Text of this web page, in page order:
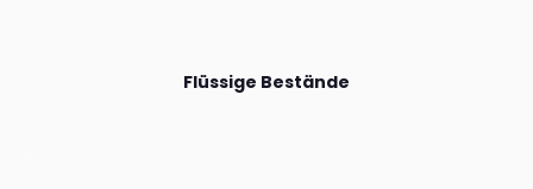
Flüssige Bestände